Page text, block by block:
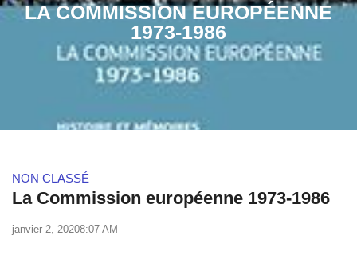
LA COMMISSION EUROPÉENNE
1973-1986
NON CLASSÉ
La Commission européenne 1973-1986
janvier 2, 20208:07 AM